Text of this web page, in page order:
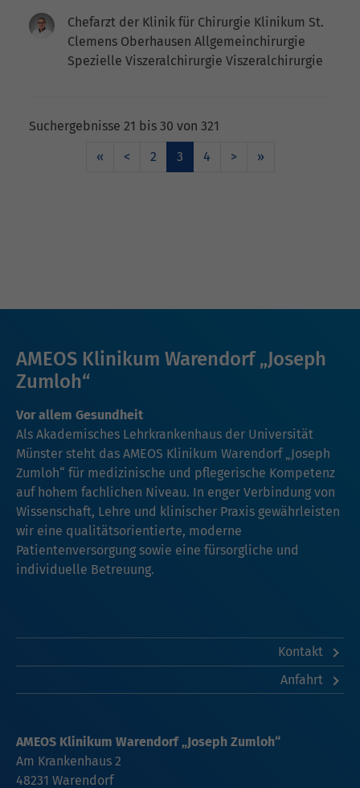
Chefarzt der Klinik für Chirurgie Klinikum St.
Clemens Oberhausen Allgemeinchirurgie
Spezielle Viszeralchirurgie Viszeralchirurgie
Suchergebnisse 21 bis 30 von 321
«
< 2 3 4 > »
AMEOS Klinikum Warendorf „Joseph
Zumloh“
Vor allem Gesundheit
Als Akademisches Lehrkrankenhaus der Universität
Münster steht das AMEOS Klinikum Warendorf „Joseph
Zumloh“ für medizinische und pflegerische Kompetenz
auf hohem fachlichen Niveau. In enger Verbindung von
Wissenschaft, Lehre und klinischer Praxis gewährleisten
wir eine qualitätsorientierte, moderne
Patientenversorgung sowie eine fürsorgliche und
individuelle Betreuung.
Kontakt
Anfahrt
AMEOS Klinikum Warendorf „Joseph Zumloh“
Am Krankenhaus 2
48231 Warendorf